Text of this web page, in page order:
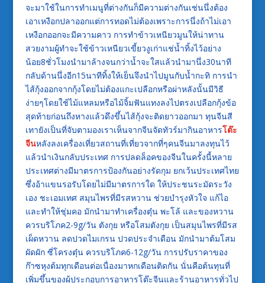
จะมาใช้ในการทำเมนูที่ต่างกันก็มีความต่างกันเช่นนึ่งต้อง
เอาเหงือกปลาออกแต่การทอดไม่ต้องเพราะการนึ่งถ้าไม่เอา
เหงือกออกจะมีความคาว การทำข้าวเหนียวมูนให้น่าทาน
สวยงามผู้ทำจะใช้ข้าวเหนียวเขี้ยวงูเก่าแช่น้ำทิ้งไว้อย่าง
น้อย8ชั่วโมงนำมาล้างจนกว่าน้ำจะใสแล้วนำมานึ่ง30นาที
กลับด้านนึ่งอีก15นาทีทิ้งให้เย็นจึงนำไปมูนกับน้ำกะทิ การนำ
ไส้กุ้งออกจากกุ้งโดยไม่ต้องแกะเปลือกหรือผ่าหลังนั้นมีวิธี
ง่ายๆโดยใช้ไม้แหลมหรือไม้จิ้มฟันแทงลงไปตรงเปลือกกุ้งข้อ
สุดท้ายก่อนถึงหางแล้วดึงขึ้นไส้กุ้งจะติดยาวออกมา ทุนจีนสี
เทายังเป็นที่จับตามองเราเห็นจากจีนจัดทัวร์มากินอาหารโต๊ะ
จีนหลังลงเครื่องเที่ยวสถานที่เที่ยวจากที่ๆคนจีนมาลงทุนไว้
แล้วนำเงินกลับประเทศ การปลดล็อคของจีนในครั้งนี้หลาย
ประเทศต่างมีมาตรการป้องกันอย่างรัดกุม ยกเว้นประเทศไทย
ซึ่งอ้าแขนรอรับโดยไม่มีมาตรการใด ให้ประชนระมัดระวัง
เอง ชะเอมเทศ สมุนไพรที่มีรสหวาน ช่วยบำรุงหัวใจ แก้ไอ
และทำให้ชุ่มคอ มักนำมาทำเครื่องตุ๋น พะโล้ และของหวาน
ควรบริโภค2-9g/วัน ตังกุย หรือโสมตังกุย เป็นสมุนไพรที่มีรส
เผ็ดหวาน ลดปวดไมเกรน ปวดประจำเดือน มักนำมาต้มโสม
ผัดผัก ซี่โครงตุ๋น ควรบริโภค6-12g/วัน การปรับราคาของ
ก๊าซหุงต้มทุกเดือนต่อเนื่องมาหกเดือนติดกัน นั่นคือต้นทุนที่
เพิ่มขึ้นของผู้ประกอบการอาหารโต๊ะจีนและร้านอาหารทั่วไป